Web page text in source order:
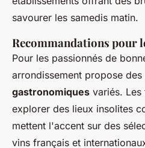
savourer les samedis matin.
Recommandations pour
Pour les passionnés de
arrondissement propose des
gastronomiques variés.
explorer des lieux insolites
mettent l'accent sur des
vins français et